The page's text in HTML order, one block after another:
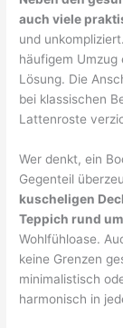
auch viele
und
häufigem
Lösung. Die
bei klassischen
Lattenroste
Wer denkt, ein
Gegenteil
kuscheligen
Teppich rund
Wohlfühloase.
keine Grenzen
minimalistisch
harmonisch in